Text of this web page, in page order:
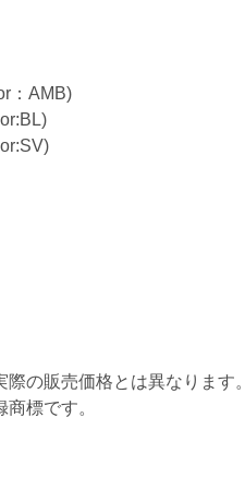
：AMB)
の販売価格とは異なります。
標です。